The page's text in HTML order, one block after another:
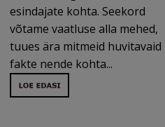
esindajate kohta. Seekord
võtame vaatluse alla mehed,
tuues ära mitmeid huvitavaid
fakte nende kohta...